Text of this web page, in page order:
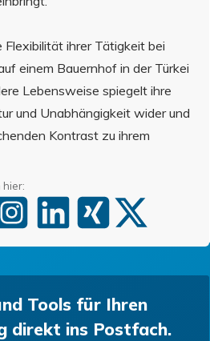
Flexibilität ihrer Tätigkeit bei
einem Bauernhof in der Türkei
Lebensweise spiegelt ihre
und Unabhängigkeit wider und
Kontrast zu ihrem
hier:
Tools für Ihren
direkt ins Postfach.